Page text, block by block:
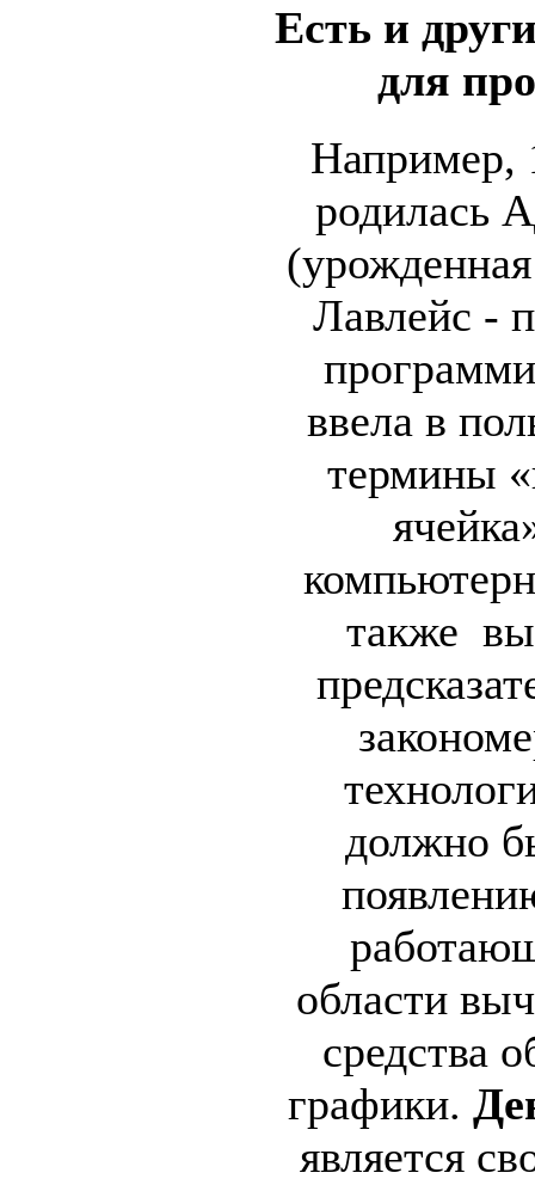
Есть и
для
Например,
родилась
Лавлейс -
ввела в
термины
также
должно
области
средства
графики.
является